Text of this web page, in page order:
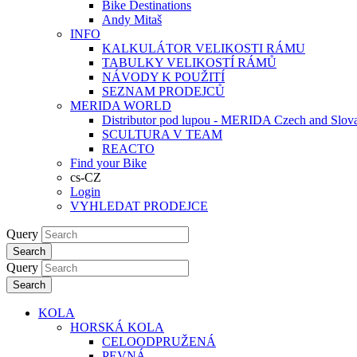
Bike Destinations
Andy Mitaš
INFO
KALKULÁTOR VELIKOSTI RÁMU
TABULKY VELIKOSTÍ RÁMŮ
NÁVODY K POUŽITÍ
SEZNAM PRODEJCŮ
MERIDA WORLD
Distributor pod lupou - MERIDA Czech and
SCULTURA V TEAM
REACTO
Find your Bike
cs-CZ
Login
VYHLEDAT PRODEJCE
Query
Search
Query
Search
KOLA
HORSKÁ KOLA
CELOODPRUŽENÁ